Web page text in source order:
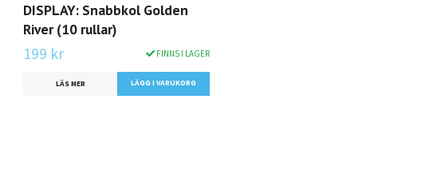
DISPLAY: Snabbkol Golden
River (10 rullar)
199 kr FINNS I LAGER
LÄS MER